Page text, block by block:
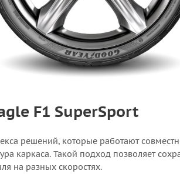
F1 SuperSport
решений, которые работают
каркаса. Такой подход позволяет
на разных скоростях.